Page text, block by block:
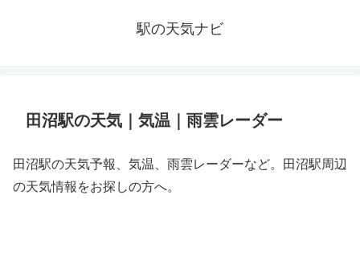
駅の天気ナビ
田沼駅の天気｜気温｜雨雲レーダー
田沼駅の天気予報、気温、雨雲レーダーなど。田沼駅周辺
の天気情報をお探しの方へ。